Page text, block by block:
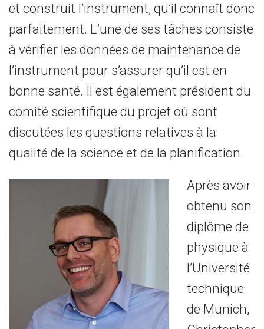
et construit l’instrument, qu’il connaît donc
parfaitement. L’une de ses tâches consiste
à vérifier les données de maintenance de
l’instrument pour s’assurer qu’il est en
bonne santé. Il est également président du
comité scientifique du projet où sont
discutées les questions relatives à la
qualité de la science et de la planification.
Après avoir
obtenu son
diplôme de
physique à
l’Université
technique
de Munich,